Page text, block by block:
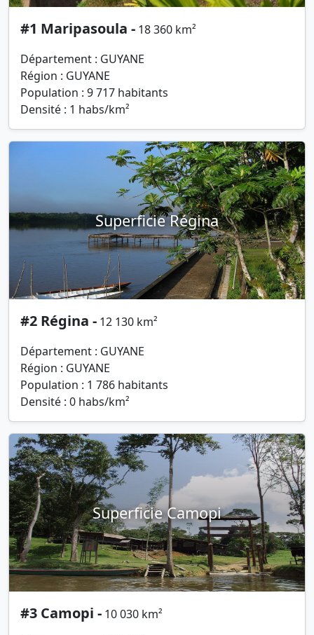
#1 Maripasoula - 18 360 km²
Département : GUYANE
Région : GUYANE
Population : 9 717 habitants
Densité : 1 habs/km²
Superficie Régina
#2 Régina - 12 130 km²
Département : GUYANE
Région : GUYANE
Population : 1 786 habitants
Densité : 0 habs/km²
Superficie Camopi
#3 Camopi - 10 030 km²